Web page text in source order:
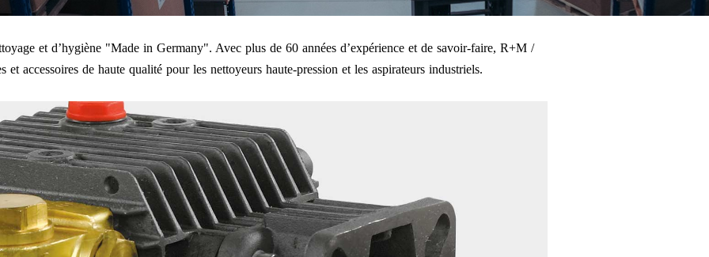
et d’hygiène "Made in Germany". Avec plus de 60 années d’expérience et de savoir-faire, R+M /
accessoires de haute qualité pour les nettoyeurs haute-pression et les aspirateurs industriels.